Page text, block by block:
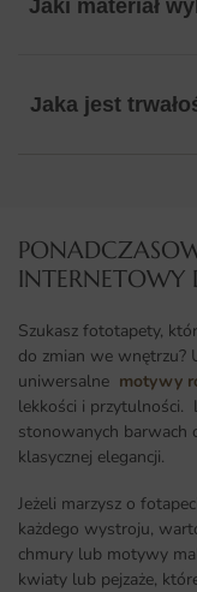
Jaki materiał
Jaka jest
INTERNETOWY
Szukasz fototapety,
do zmian we wnętrzu?
uniwersalne motywy
lekkości i przytulności.
stonowanych barwach
klasycznej elegancji.
Jeżeli marzysz o
każdego wystroju,
chmury lub motywy
kwiaty lub pejzaże,